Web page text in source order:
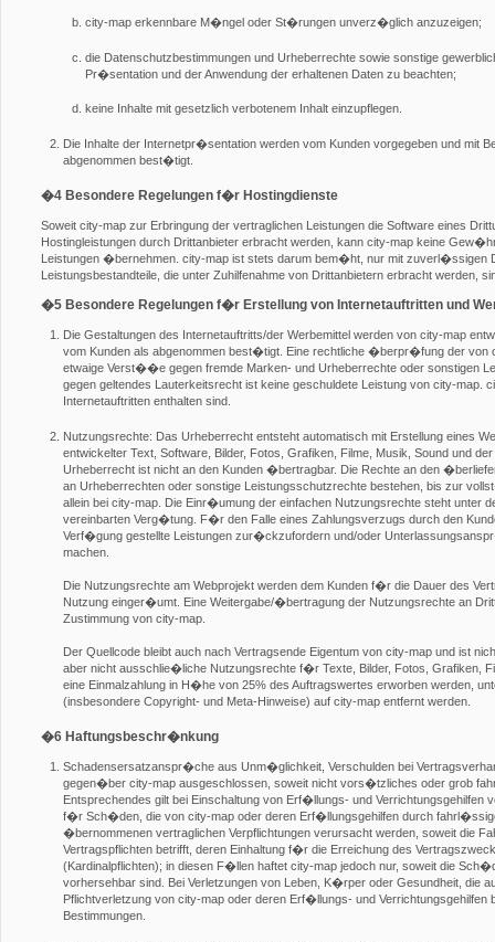
city-map erkennbare M�ngel oder St�rungen unverz�glich anzuzeigen;
die Datenschutzbestimmungen und Urheberrechte sowie sonstige
Pr�sentation und der Anwendung der erhaltenen Daten zu beachten;
keine Inhalte mit gesetzlich verbotenem Inhalt einzupflegen.
Die Inhalte der Internetpr�sentation werden vom Kunden vorgegeben und mit
abgenommen best�tigt.
�4 Besondere Regelungen f�r Hostingdienste
Soweit city-map zur Erbringung der vertraglichen Leistungen die Software eines
Hostingleistungen durch Drittanbieter erbracht werden, kann city-map keine
Leistungen �bernehmen. city-map ist stets darum bem�ht, nur mit zuverl�ssigen
Leistungsbestandteile, die unter Zuhilfenahme von Drittanbietern erbracht werden,
�5 Besondere Regelungen f�r Erstellung von Internetauftritten und
Die Gestaltungen des Internetauftritts/der Werbemittel werden von city-map
vom Kunden als abgenommen best�tigt. Eine rechtliche �berpr�fung der von
etwaige Verst��e gegen fremde Marken- und Urheberrechte oder sonstigen
gegen geltendes Lauterkeitsrecht ist keine geschuldete Leistung von city-map.
Internetauftritten enthalten sind.
Nutzungsrechte: Das Urheberrecht entsteht automatisch mit Erstellung eines
entwickelter Text, Software, Bilder, Fotos, Grafiken, Filme, Musik, Sound und
Urheberrecht ist nicht an den Kunden �bertragbar. Die Rechte an den
an Urheberrechten oder sonstige Leistungsschutzrechte bestehen, bis zur
allein bei city-map. Die Einr�umung der einfachen Nutzungsrechte steht unter
vereinbarten Verg�tung. F�r den Falle eines Zahlungsverzugs durch den
Verf�gung gestellte Leistungen zur�ckzufordern und/oder
machen.
Die Nutzungsrechte am Webprojekt werden dem Kunden f�r die Dauer des
Nutzung einger�umt. Eine Weitergabe/�bertragung der Nutzungsrechte an
Zustimmung von city-map.
Der Quellcode bleibt auch nach Vertragsende Eigentum von city-map und ist
aber nicht ausschlie�liche Nutzungsrechte f�r Texte, Bilder, Fotos, Grafiken,
eine Einmalzahlung in H�he von 25% des Auftragswertes erworben werden,
(insbesondere Copyright- und Meta-Hinweise) auf city-map entfernt werden.
�6 Haftungsbeschr�nkung
Schadensersatzanspr�che aus Unm�glichkeit, Verschulden bei
gegen�ber city-map ausgeschlossen, soweit nicht vors�tzliches oder grob
Entsprechendes gilt bei Einschaltung von Erf�llungs- und Verrichtungsgehilfen
f�r Sch�den, die von city-map oder deren Erf�llungsgehilfen durch
�bernommenen vertraglichen Verpflichtungen verursacht werden, soweit die
Vertragspflichten betrifft, deren Einhaltung f�r die Erreichung des
(Kardinalpflichten); in diesen F�llen haftet city-map jedoch nur, soweit die
vorhersehbar sind. Bei Verletzungen von Leben, K�rper oder Gesundheit, die
Pflichtverletzung von city-map oder deren Erf�llungs- und Verrichtungsgehilfen
Bestimmungen.